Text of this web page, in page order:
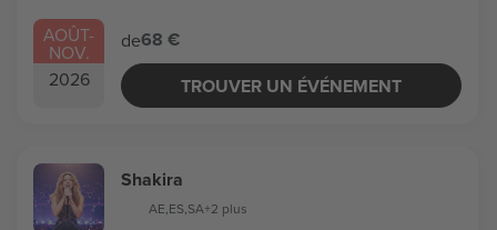
AOÛT-
NOV.
2026
de68 €
TROUVER UN ÉVÉNEMENT
Shakira
AE,ES,SA+2 plus